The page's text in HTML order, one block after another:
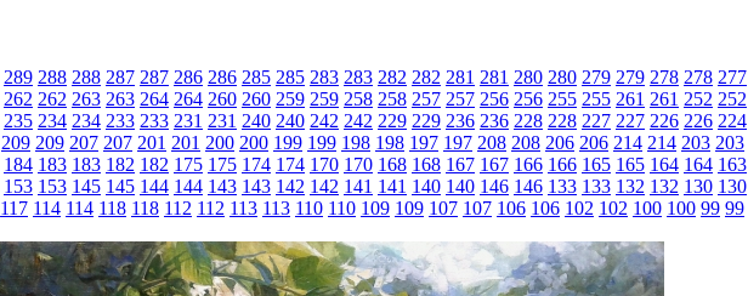
289 288 288 287 287 286 286 285 285 283 283 282 282 281 281 280 280 279 279 278 278 277
262 262 263 263 264 264 260 260 259 259 258 258 257 257 256 256 255 255 261 261 252 252
235 234 234 233 233 231 231 240 240 242 242 229 229 236 236 228 228 227 227 226 226 224
209 209 207 207 201 201 200 200 199 199 198 198 197 197 208 208 206 206 214 214 203 203
184 183 183 182 182 175 175 174 174 170 170 168 168 167 167 166 166 165 165 164 164 163
153 153 145 145 144 144 143 143 142 142 141 141 140 140 146 146 133 133 132 132 130 130
117 114 114 118 118 112 112 113 113 110 110 109 109 107 107 106 106 102 102 100 100 99 99